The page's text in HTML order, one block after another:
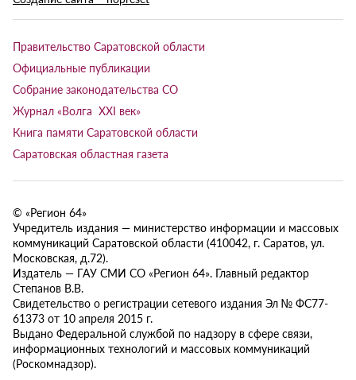
Правительство Саратовской области
Официальные публикации
Собрание законодательства СО
Журнал «Волга XXI век»
Книга памяти Саратовской области
Саратовская областная газета
© «Регион 64»
Учредитель издания — министерство информации и массовых
коммуникаций Саратовской области (410042, г. Саратов, ул.
Московская, д.72).
Издатель — ГАУ СМИ СО «Регион 64». Главный редактор
Степанов В.В.
Свидетельство о регистрации сетевого издания Эл № ФС77-
61373 от 10 апреля 2015 г.
Выдано Федеральной службой по надзору в сфере связи,
информационных технологий и массовых коммуникаций
(Роскомнадзор).